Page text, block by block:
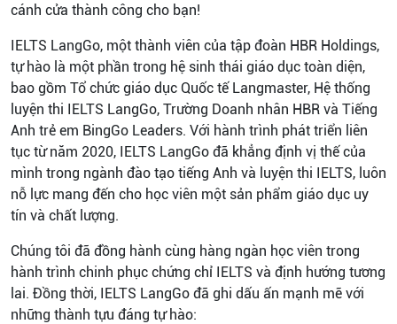
cánh cửa thành công cho bạn!
IELTS LangGo, một thành viên của tập đoàn HBR Holdings,
tự hào là một phần trong hệ sinh thái giáo dục toàn diện,
bao gồm Tổ chức giáo dục Quốc tế Langmaster, Hệ thống
luyện thi IELTS LangGo, Trường Doanh nhân HBR và Tiếng
Anh trẻ em BingGo Leaders. Với hành trình phát triển liên
tục từ năm 2020, IELTS LangGo đã khẳng định vị thế của
mình trong ngành đào tạo tiếng Anh và luyện thi IELTS, luôn
nỗ lực mang đến cho học viên một sản phẩm giáo dục uy
tín và chất lượng.
Chúng tôi đã đồng hành cùng hàng ngàn học viên trong
hành trình chinh phục chứng chỉ IELTS và định hướng tương
lai. Đồng thời, IELTS LangGo đã ghi dấu ấn mạnh mẽ với
những thành tựu đáng tự hào: